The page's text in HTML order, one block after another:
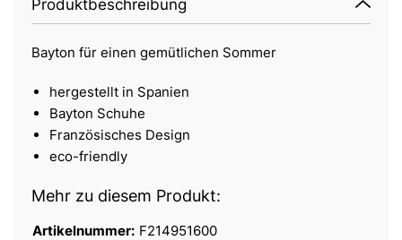
Produktbeschreibung
Bayton für einen gemütlichen Sommer
hergestellt in Spanien
Bayton Schuhe
Französisches Design
eco-friendly
Mehr zu diesem Produkt:
Artikelnummer: F214951600